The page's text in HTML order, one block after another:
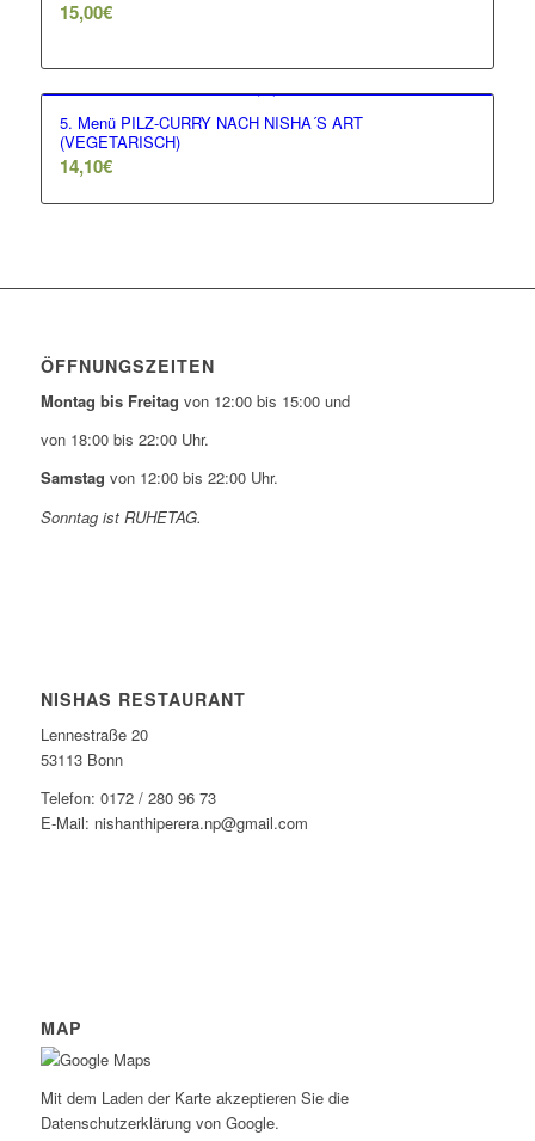
15,00€
5. Menü PILZ-CURRY NACH NISHA´S ART
(VEGETARISCH)
14,10€
ÖFFNUNGSZEITEN
Montag bis Freitag von 12:00 bis 15:00 und
von 18:00 bis 22:00 Uhr.
Samstag von 12:00 bis 22:00 Uhr.
Sonntag ist RUHETAG.
NISHAS RESTAURANT
Lennestraße 20
53113 Bonn
Telefon: 0172 / 280 96 73
E-Mail: nishanthiperera.np@gmail.com
MAP
Mit dem Laden der Karte akzeptieren Sie die
Datenschutzerklärung von Google.